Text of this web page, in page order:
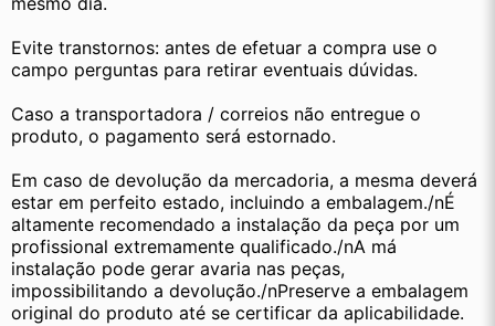
Evite transtornos: antes de efetuar a compra use o
campo perguntas para retirar eventuais dúvidas.
Caso a transportadora / correios não entregue o
produto, o pagamento será estornado.
Em caso de devolução da mercadoria, a mesma deverá
estar em perfeito estado, incluindo a embalagem./nÉ
altamente recomendado a instalação da peça por um
profissional extremamente qualificado./nA má
instalação pode gerar avaria nas peças,
impossibilitando a devolução./nPreserve a embalagem
original do produto até se certificar da aplicabilidade.